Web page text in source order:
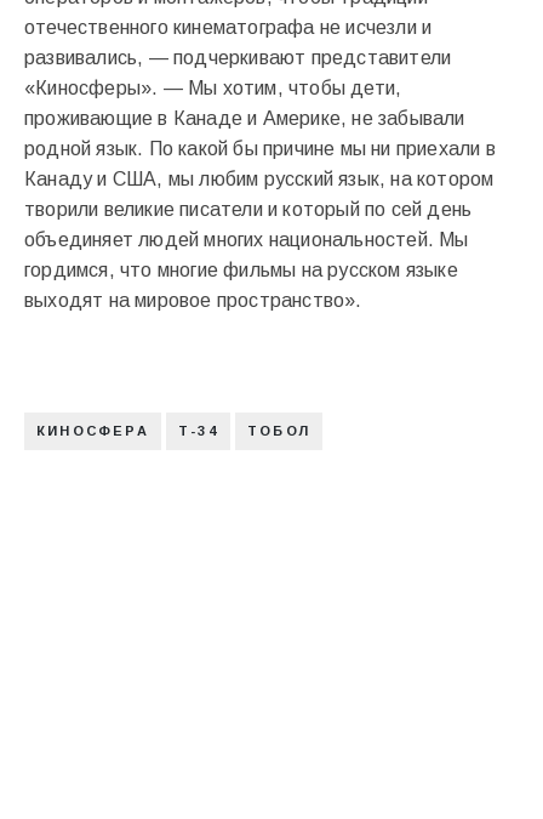
отечественного кинематографа не исчезли и
развивались, — подчеркивают представители
«Киносферы». — Мы хотим, чтобы дети,
проживающие в Канаде и Америке, не забывали
родной язык. По какой бы причине мы ни приехали в
Канаду и США, мы любим русский язык, на котором
творили великие писатели и который по сей день
объединяет людей многих национальностей. Мы
гордимся, что многие фильмы на русском языке
выходят на мировое пространство».
КИНОСФЕРА Т-34 ТОБОЛ